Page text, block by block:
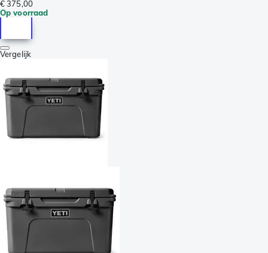
€ 375,00
Op voorraad
Vergelijk